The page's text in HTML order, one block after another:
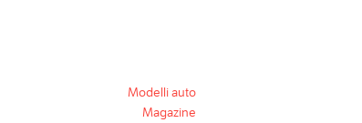
Modelli auto
Magazine